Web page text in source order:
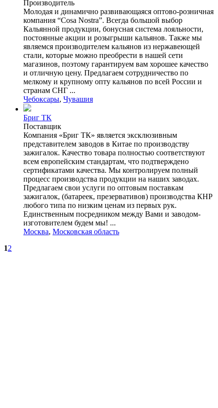
Производитель
Молодая и динамично развивающаяся оптово-розничная
компания “Cosa Nostra”. Всегда большой выбор
Кальянной продукции, бонусная система лояльности,
постоянные акции и розыгрыши кальянов. Также мы
являемся производителем кальянов из нержавеющей
стали, которые можно преобрести в нашей сети
магазинов, поэтому гарантируем вам хорошее качество
и отличную цену. Предлагаем сотрудничество по
мелкому и крупному опту кальянов по всей России и
странам СНГ ...
Чебоксары, Чувашия
Бриг ТК
Поставщик
Компания «Бриг ТК» является эксклюзивным
представителем заводов в Китае по производству
зажигалок. Качество товара полностью соответствуют
всем европейским стандартам, что подтверждено
сертификатами качества. Мы контролируем полный
процесс производства продукции на наших заводах.
Предлагаем свои услуги по оптовым поставкам
зажигалок, (батареек, презервативов) производства КНР
любого типа по низким ценам из первых рук.
Единственным посредником между Вами и заводом-
изготовителем будем мы! ...
Москва, Московская область
12